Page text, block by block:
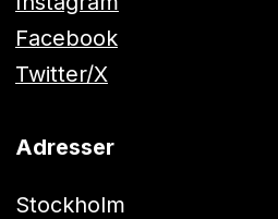
Facebook
Twitter/X
Adresser
Stockholm